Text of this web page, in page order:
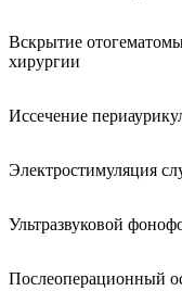
Вскрытие
хирургии
Иссечение
Электростимуляция
Ультразвуковой
Послеоперационный